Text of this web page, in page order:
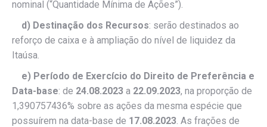
nominal (“Quantidade Mínima de Ações”).
d) Destinação dos Recursos: serão destinados ao
reforço de caixa e à ampliação do nível de liquidez da
Itaúsa.
e) Período de Exercício do Direito de Preferência e
Data-base: de 24.08.2023 a 22.09.2023, na proporção de
1,390757436% sobre as ações da mesma espécie que
possuírem na data-base de 17.08.2023 . As frações de